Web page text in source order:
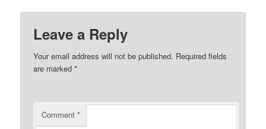
Leave a Reply
Your email address will not be published. Required fields
are marked*
Comment*